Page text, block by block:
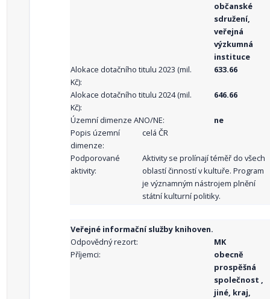
občanské
sdružení,
veřejná
výzkumná
instituce
Alokace dotačního titulu 2023 (mil.
Kč):
633.66
Alokace dotačního titulu 2024 (mil.
Kč):
646.66
Územní dimenze ANO/NE:
ne
Popis územní
dimenze:
celá ČR
Podporované
aktivity:
Aktivity se prolínají téměř do všech
oblastí činností v kultuře. Program
je významným nástrojem plnění
státní kulturní politiky.
Veřejné informační služby knihoven.
Odpovědný rezort:
MK
Příjemci:
obecně
prospěšná
společnost ,
jiné, kraj,